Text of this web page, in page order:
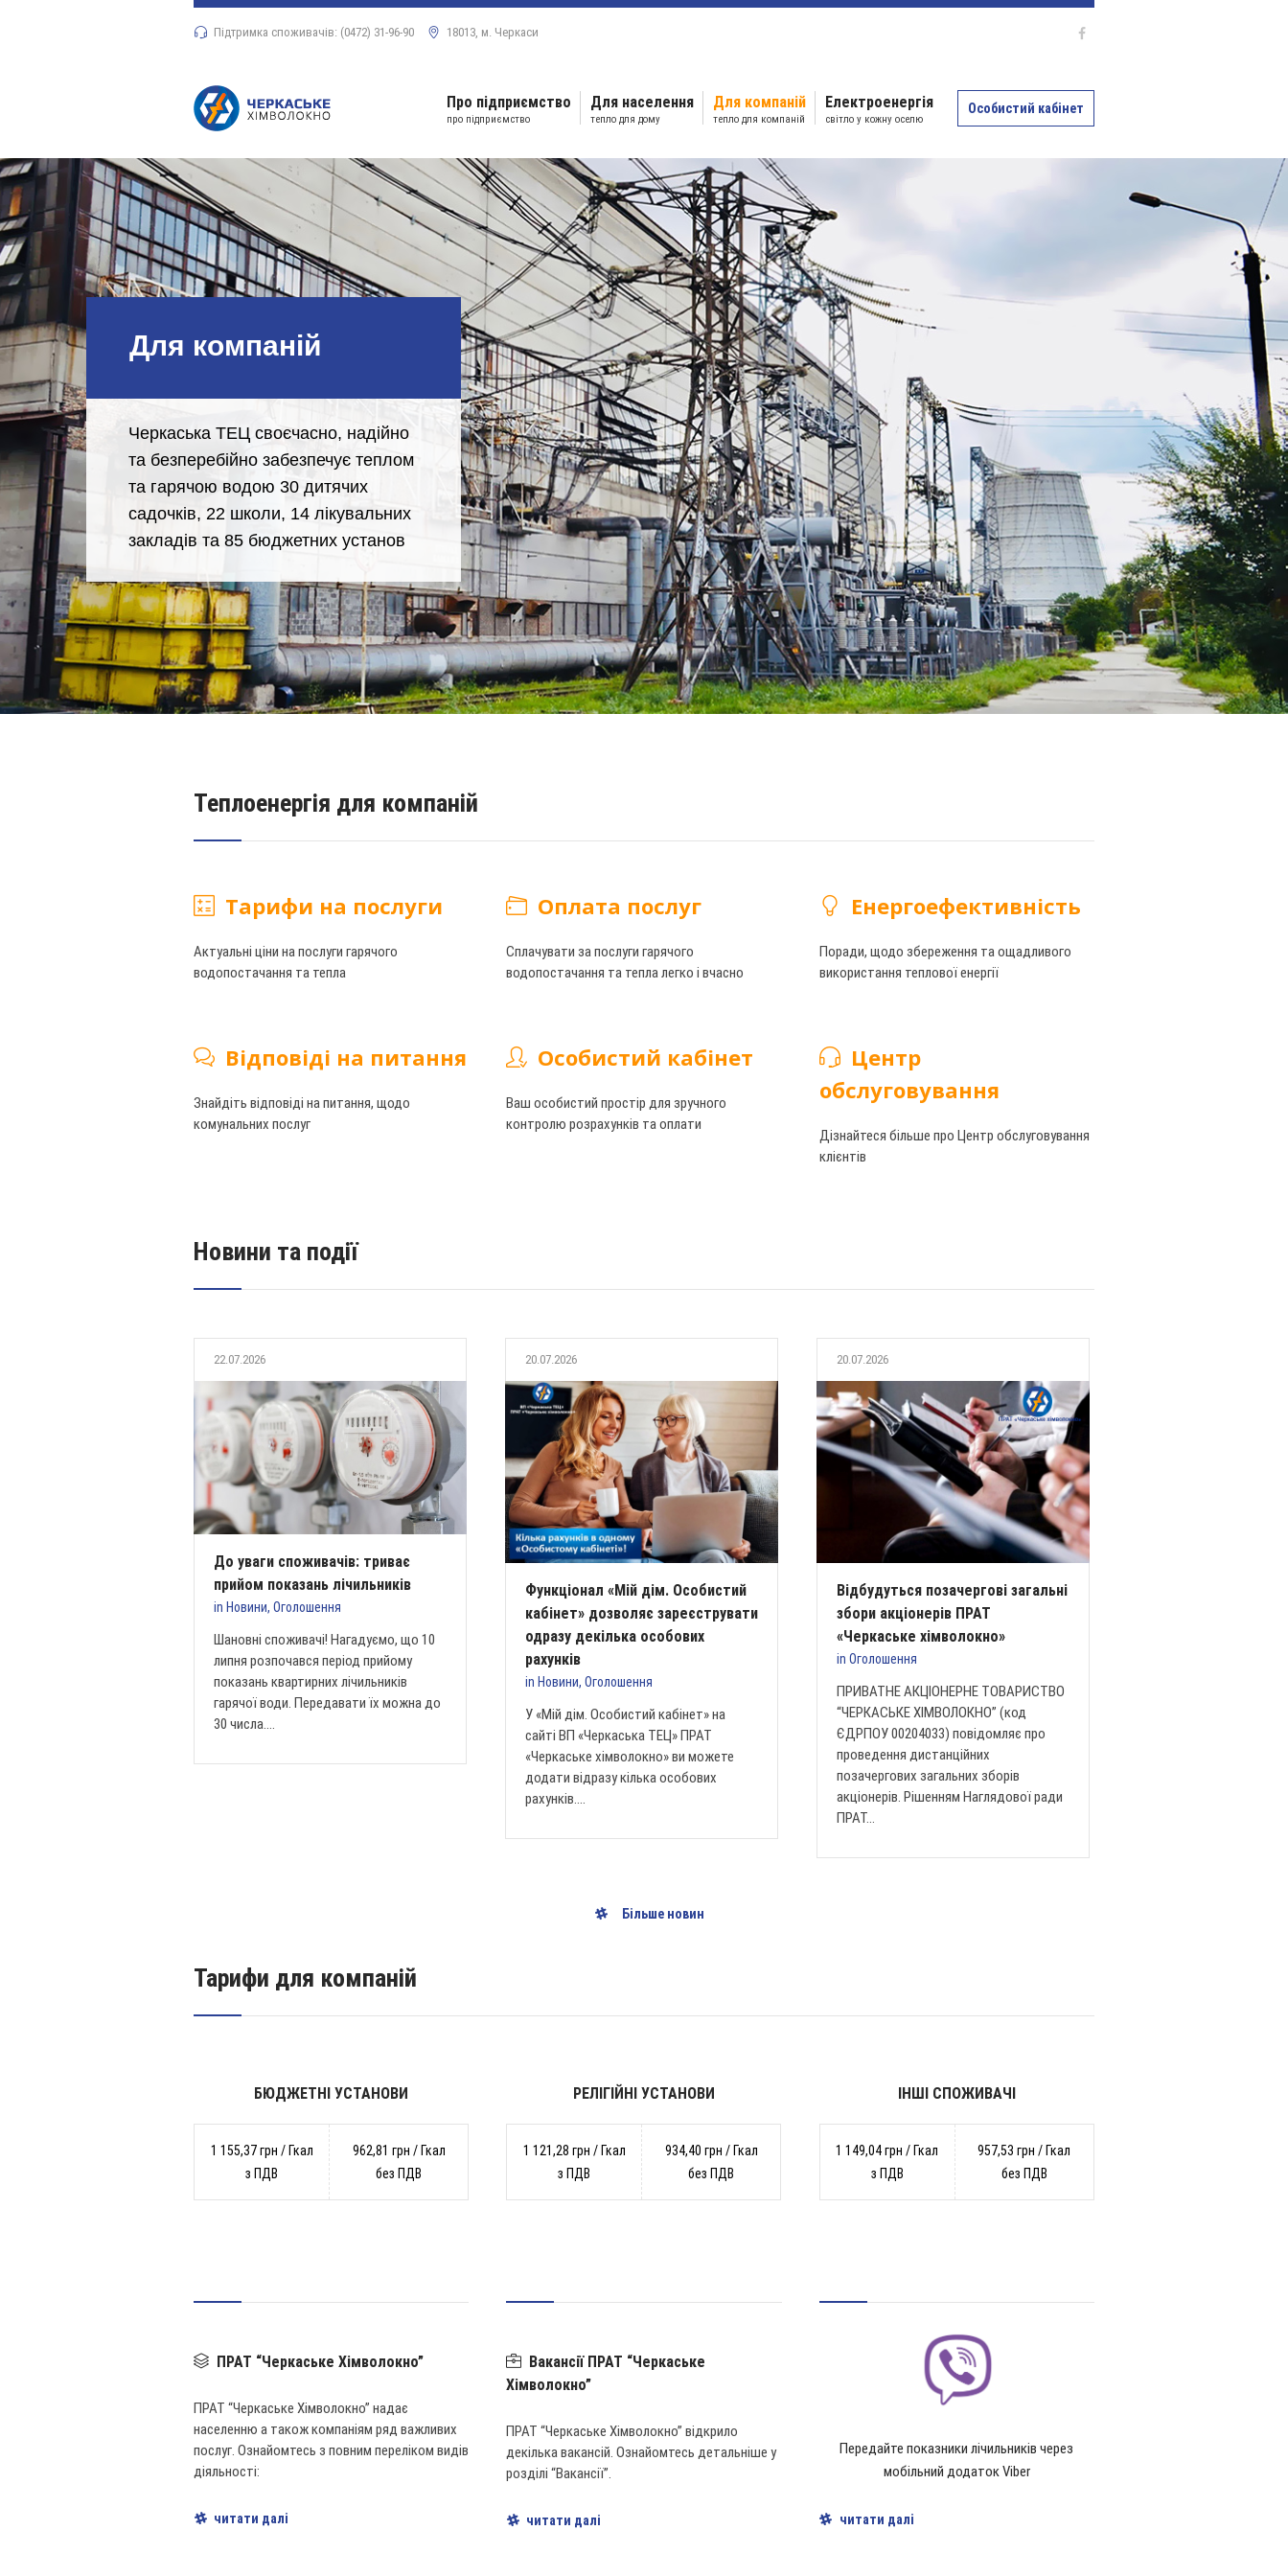
Підтримка споживачів: (0472) 31-96-90 18013, м. Черкаси
Особистий кабінет
Про підприємство
про підприємство
Для населення
тепло для дому
Для компаній
тепло для компаній
Електроенергія
світло у кожну оселю
Черкаська ТЕЦ своєчасно, надійно
та безперебійно забезпечує теплом
та гарячою водою 30 дитячих
садочків, 22 школи, 14 лікувальних
закладів та 85 бюджетних установ
Для компаній
Теплоенергія для компаній
Тарифи на послуги
Актуальні ціни на послуги гарячого
водопостачання та тепла
Оплата послуг
Сплачувати за послуги гарячого
водопостачання та тепла легко i вчасно
Енергоефективність
Поради, щодо збереження та ощадливого
використання теплової енергії
Відповіді на питання
Знайдіть відповіді на питання, щодо
комунальних послуг
Особистий кабінет
Ваш особистий простір для зручного
контролю розрахунків та оплати
Центр
обслуговування
Дізнайтеся більше про Центр обслуговування
клієнтів
Новини та події
22.07.2026
До уваги споживачів: триває
прийом показань лічильників
in Новини,Оголошення
Шановні споживачі! Нагадуємо, що 10
липня розпочався період прийому
показань квартирних лічильників
гарячої води. Передавати їх можна до
30 числа....
20.07.2026
Функціонал «Мій дім. Особистий
кабінет» дозволяє зареєструвати
одразу декілька особових
рахунків
in Новини,Оголошення
У «Мій дім. Особистий кабінет» на
сайті ВП «Черкаська ТЕЦ» ПРАТ
«Черкаське хімволокно» ви можете
додати відразу кілька особових
рахунків....
20.07.2026
Відбудуться позачергові загальні
збори акціонерів ПРАТ
«Черкаське хімволокно»
inОголошення
ПРИВАТНЕ АКЦІОНЕРНЕ ТОВАРИСТВО
“ЧЕРКАСЬКЕ ХІМВОЛОКНО” (код
ЄДРПОУ 00204033) повідомляє про
проведення дистанційних
позачергових загальних зборів
акціонерів. Рішенням Наглядової ради
ПРАТ...
Більше новин
Тарифи для компаній
БЮДЖЕТНІ УСТАНОВИ
1 155,37 грн / Гкал
з ПДВ
962,81 грн / Гкал
без ПДВ
РЕЛІГІЙНІ УСТАНОВИ
1 121,28 грн / Гкал
з ПДВ
934,40 грн / Гкал
без ПДВ
ІНШІ СПОЖИВАЧІ
1 149,04 грн / Гкал
з ПДВ
957,53 грн / Гкал
без ПДВ
ПРАТ “Черкаське Хімволокно”
ПРАТ “Черкаське Хімволокно” надає
населенню а також компаніям ряд важливих
послуг. Ознайомтесь з повним переліком видів
діяльності:
читати далі
Вакансії ПРАТ “Черкаське
Хімволокно”
ПРАТ “Черкаське Хімволокно” відкрило
декілька вакансій. Ознайомтесь детальніше у
розділі “Вакансії”.
читати далі
Передайте показники лічильників через
мобільний додаток Viber
читати далі